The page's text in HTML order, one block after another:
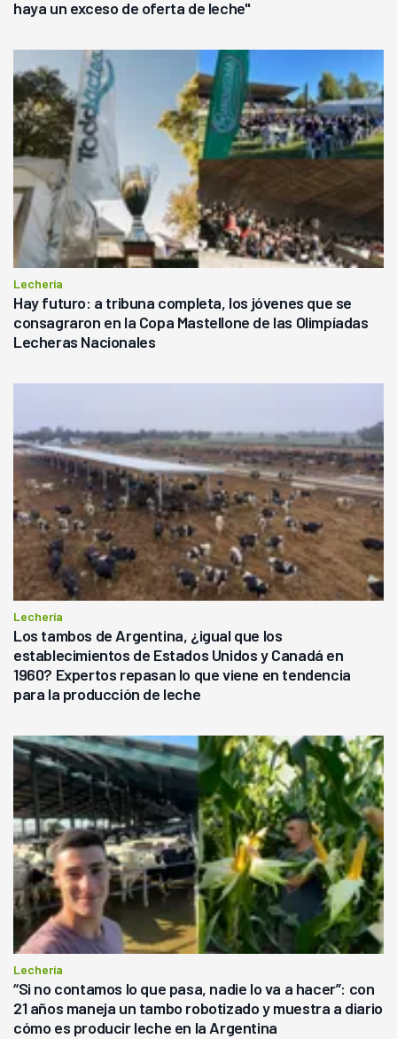
haya un exceso de oferta de leche"
Lechería
Hay futuro: a tribuna completa, los jóvenes que se
consagraron en la Copa Mastellone de las Olimpíadas
Lecheras Nacionales
Lechería
Los tambos de Argentina, ¿igual que los
establecimientos de Estados Unidos y Canadá en
1960? Expertos repasan lo que viene en tendencia
para la producción de leche
Lechería
“Si no contamos lo que pasa, nadie lo va a hacer”: con
21 años maneja un tambo robotizado y muestra a diario
cómo es producir leche en la Argentina